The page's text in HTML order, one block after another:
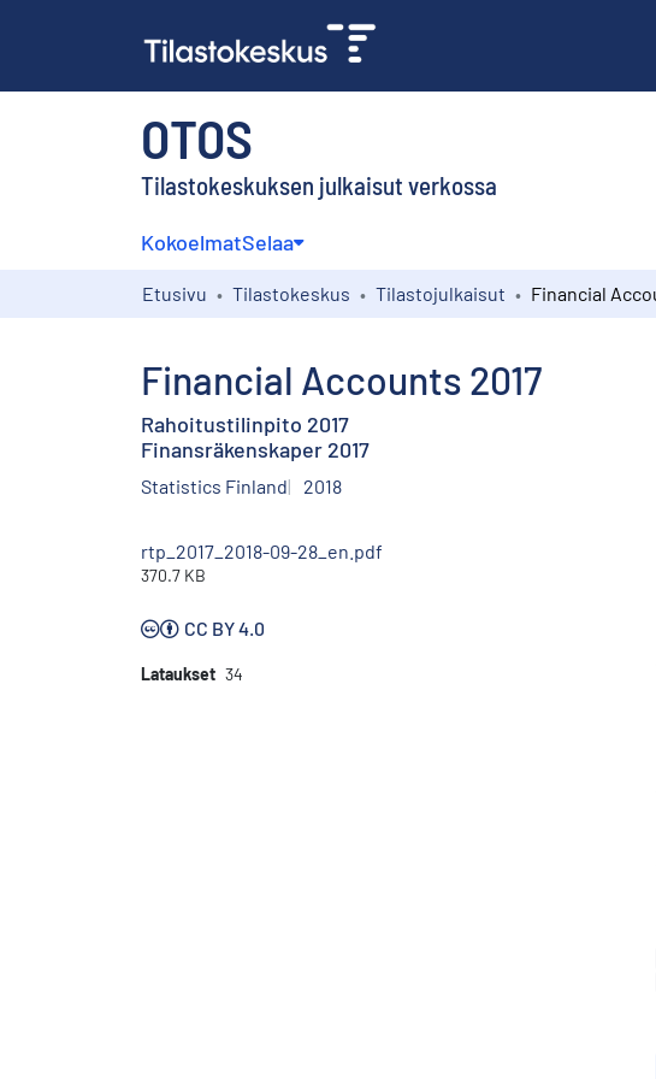
OTOS
Tilastokeskuksen julkaisut verkossa
KokoelmatSelaa
Etusivu Tilastokeskus Tilastojulkaisut Financial
Financial Accounts 2017
Rahoitustilinpito 2017
Finansräkenskaper 2017
Statistics Finland 2018
rtp_2017_2018-09-28_en.pdf
370.7 KB
CC BY 4.0
Lataukset 34